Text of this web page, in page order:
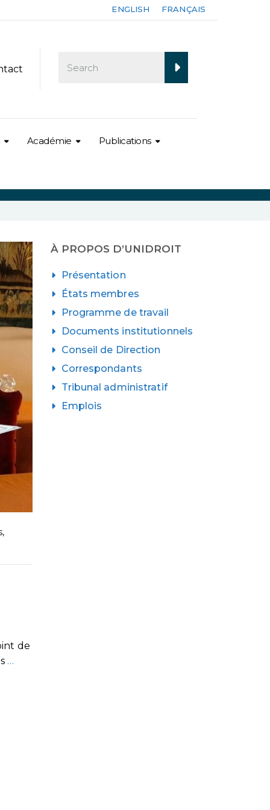
ENGLISH FRANÇAIS
Académie Publications
,
de
…
À PROPOS D’UNIDROIT
Présentation
États membres
Programme de travail
Documents institutionnels
Conseil de Direction
Correspondants
Tribunal administratif
Emplois